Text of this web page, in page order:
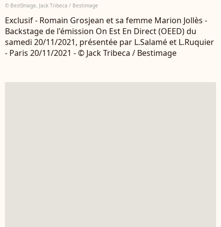
© BestImage, Jack Tribeca / Bestimage
Exclusif - Romain Grosjean et sa femme Marion Jollès -
Backstage de l'émission On Est En Direct (OEED) du
samedi 20/11/2021, présentée par L.Salamé et L.Ruquier
- Paris 20/11/2021 - © Jack Tribeca / Bestimage